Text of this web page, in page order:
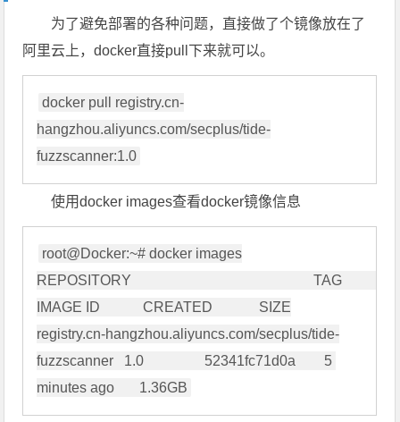
为了避免部署的各种问题，直接做了个镜像放在了
阿里云上，docker直接pull下来就可以。
docker pull registry.cn-
hangzhou.aliyuncs.com/secplus/tide-
使用docker images查看docker镜像信息
root@Docker:~# docker images
REPOSITORY                                                   TAG
IMAGE ID            CREATED             SIZE
registry.cn-hangzhou.aliyuncs.com/secplus/tide-
fuzzscanner   1.0                 52341fc71d0a        5